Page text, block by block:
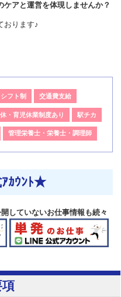
アと運営を体現しませんか？
おります♪
シフト制 交通費支給
・育児休業制度あり 駅チカ
管理栄養士・栄養士・調理師
ｱｶｳﾝﾄ★
していないお仕事情報も続々